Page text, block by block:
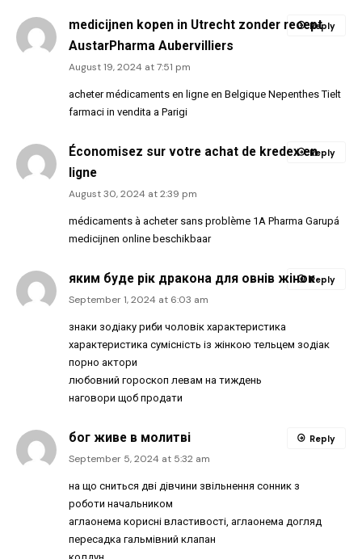
medicijnen kopen in Utrecht zonder recept
AustarPharma Aubervilliers
August 19, 2024 at 7:51 pm
acheter médicaments en ligne en Belgique Nepenthes Tielt
farmaci in vendita a Parigi
Reply
Économisez sur votre achat de kredex en
ligne
August 30, 2024 at 2:39 pm
médicaments à acheter sans problème 1A Pharma Garupá
medicijnen online beschikbaar
Reply
яким буде рік дракона для овнів жінок
September 1, 2024 at 6:03 am
знаки зодіаку риби чоловік характеристика
характеристика сумісність із жінкою тельцем зодіак
порно актори
любовний гороскоп левам на тиждень
наговори щоб продати
Reply
бог живе в молитві
September 5, 2024 at 5:32 am
на що сниться дві дівчини звільнення сонник з
роботи начальником
аглаонема корисні властивості, аглаонема догляд
пересадка гальмівний клапан
колдун
Reply